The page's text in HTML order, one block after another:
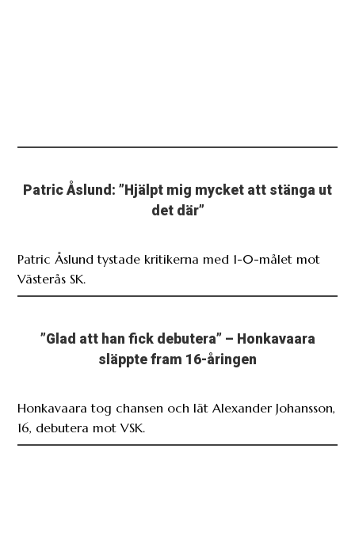
Patric Åslund: ”Hjälpt mig mycket att stänga ut
det där”
Patric Åslund tystade kritikerna med 1-0-målet mot
Västerås SK.
”Glad att han fick debutera” – Honkavaara
släppte fram 16-åringen
Honkavaara tog chansen och lät Alexander Johansson,
16, debutera mot VSK.